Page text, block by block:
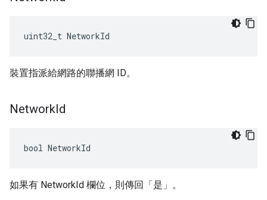
uint32_t NetworkId
裝置指派給網路的聯播網 ID。
NetworkId
bool NetworkId
如果有 NetworkId 欄位，則傳回「是」。